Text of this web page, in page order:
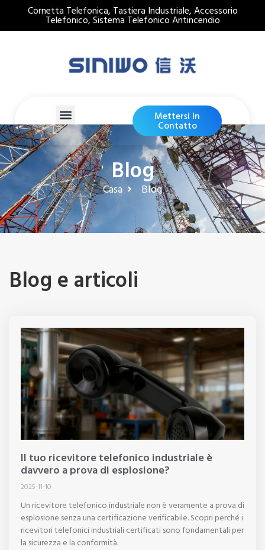
Cornetta Telefonica, Tastiera Industriale, Accessorio
Telefonico, Sistema Telefonico Antincendio
Mettersi In
Contatto
Blog
Casa Blog
Blog e articoli
Il tuo ricevitore telefonico industriale è
davvero a prova di esplosione?
2025-11-10
Un ricevitore telefonico industriale non è veramente a prova di
esplosione senza una certificazione verificabile. Scopri perché i
ricevitori telefonici industriali certificati sono fondamentali per
la sicurezza e la conformità.